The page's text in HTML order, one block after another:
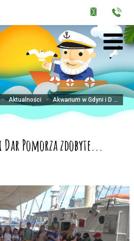
> Aktualności > Akwarium w Gdyni i D ...
Pomorza zdobyte...